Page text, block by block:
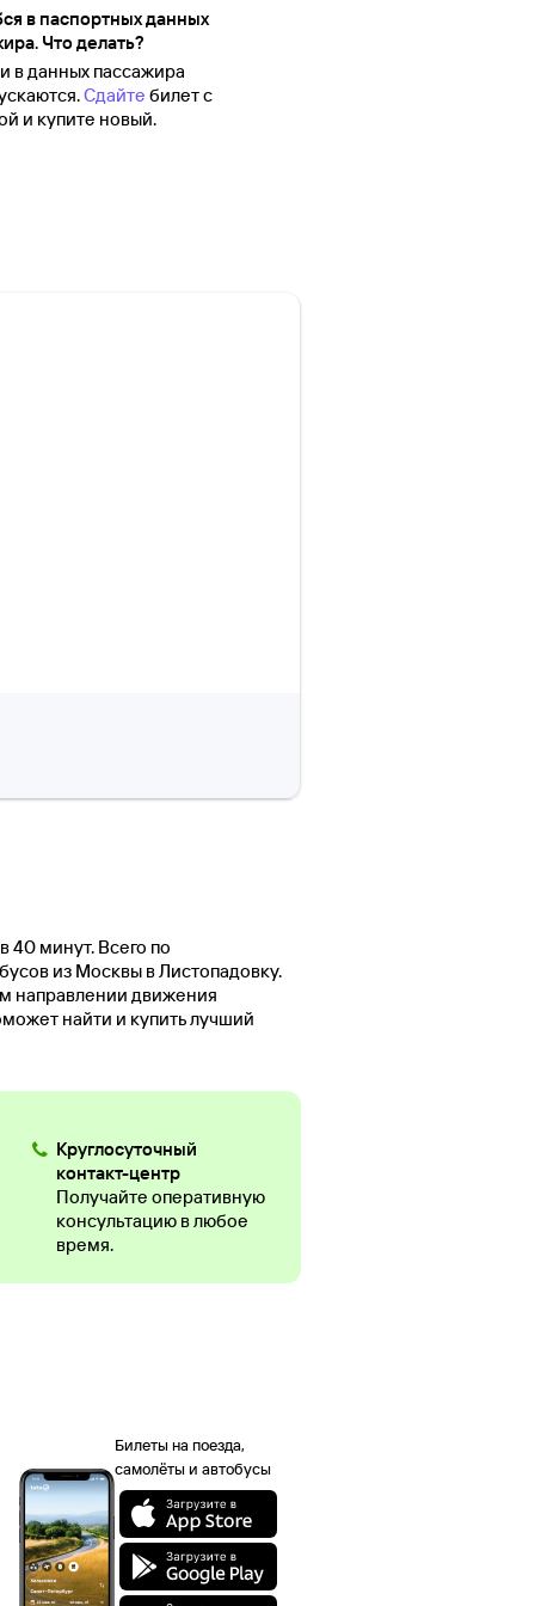
в паспортных данных
Что делать?
в данных пассажира
Сдайте билет с
и купите новый.
40 минут. Всего по
из Москвы в Листопадовку.
направлении движения
найти и купить лучший
Круглосуточный
контакт-центр
Получайте оперативную
консультацию в любое
время.
Билеты на поезда,
самолёты и автобусы